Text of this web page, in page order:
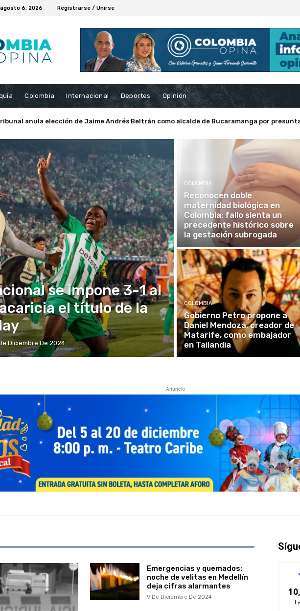
6, 2026 Registrarse / Unirse
Colombia Internacional Deportes Opinión
anula elección de Jaime Andrés Beltrán como alcalde de Bucaramanga por
se impone 3-1 al
el título de la
Diciembre De 2024
COLOMBIA
Reconocen doble
maternidad biológica en
Colombia: fallo sienta un
precedente histórico sobre
la gestación subrogada
COLOMBIA
Gobierno Petro propone a
Daniel Mendoza, creador de
Matarife, como embajador
en Tailandia
Anuncio
Emergencias y quemados:
noche de velitas en Medellín
deja cifras alarmantes
9 De Diciembre De 2024